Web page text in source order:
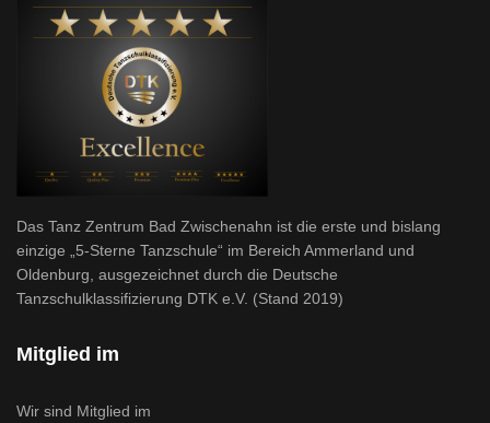
Das Tanz Zentrum Bad Zwischenahn ist die erste und bislang
einzige „5-Sterne Tanzschule“ im Bereich Ammerland und
Oldenburg, ausgezeichnet durch die Deutsche
Tanzschulklassifizierung DTK e.V. (Stand 2019)
Mitglied im
Wir sind Mitglied im